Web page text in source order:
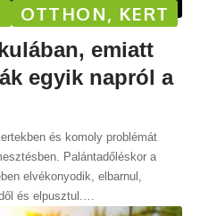
OTTHON, KERT
emiatt
egyik napról a
és komoly problémát
Palántadőléskor a
elvékonyodik, elbarnul,
és elpusztul.